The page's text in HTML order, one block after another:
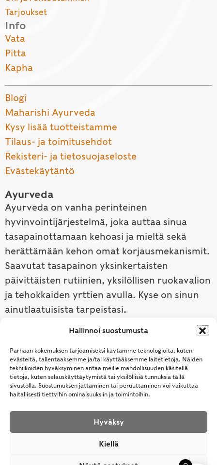
Hallinnoi suostumusta
Parhaan kokemuksen tarjoamiseksi käytämme teknologioita, kuten
evästeitä, tallentaaksemme ja/tai käyttääksemme laitetietoja. Näiden
tekniikoiden hyväksyminen antaa meille mahdollisuuden käsitellä
tietoja, kuten selauskäyttäytymistä tai yksilöllisiä tunnuksia tällä
sivustolla. Suostumuksen jättäminen tai peruuttaminen voi vaikuttaa
haitallisesti tiettyihin ominaisuuksiin ja toimintoihin.
Hyväksy
Kiellä
Tarjoukset
Info
Vata
Pitta
Kapha
Blogi
Maharishi Ayurveda
Kysy lisää tuotteistamme
Tilaus- ja toimitusehdot
Rekisteri- ja tietosuojaseloste
Evästekäytäntö
Ayurveda
Ayurveda on vanha perinteinen
hyvinvointijärjestelmä, joka auttaa sinua
tasapainottamaan kehoasi ja mieltä sekä
herättämään kehon omat korjausmekanismit.
Saavutat tasapainon yksinkertaisten
päivittäisten rutiinien, yksilöllisen ruokavalion
ja tehokkaiden yrttien avulla. Kyse on sinun
ainutlaatuisista tarpeistasi.
Tutustu ayurvedaan →
© Samhita | Ayurveda -tuotteita suomalaisille jo
vuodesta 1994. All Rights Reserved.